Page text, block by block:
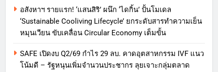
อสังหาฯ รายแรก! ‘แสนสิริ’ ผนึก ‘ไดกิ้น’ ปั้นโมเดล
‘Sustainable Cooliving Lifecycle’ ยกระดับสารทำความเย็น
หมุนเวียน ขับเคลื่อน Circular Economy เต็มขั้น
SAFE เปิดงบ Q2/69 กำไร 29 ลบ. คาดอุตสาหกรรม IVF แนว
โน้มดี – รัฐหนุนเพิ่มจำนวนประชากร ลุยเจาะกลุ่มตลาด